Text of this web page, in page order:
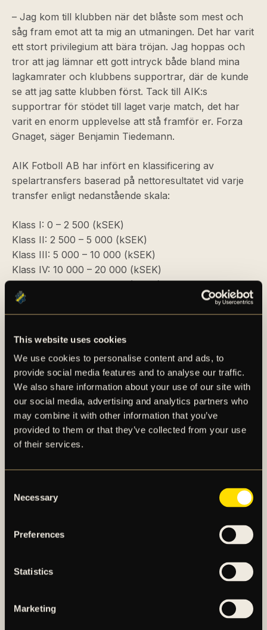
This website uses cookies
We use cookies to personalise content and ads, to
provide social media features and to analyse our traffic.
We also share information about your use of our site with
our social media, advertising and analytics partners who
may combine it with other information that you’ve
provided to them or that they’ve collected from your use
of their services.
Selection
Necessary
Preferences
Statistics
Marketing
– Jag kom till klubben när det blåste som mest och
såg fram emot att ta mig an utmaningen. Det har varit
ett stort privilegium att bära tröjan. Jag hoppas och
tror att jag lämnar ett gott intryck både bland mina
lagkamrater och klubbens supportrar, där de kunde
se att jag satte klubben först. Tack till AIK:s
supportrar för stödet till laget varje match, det har
varit en enorm upplevelse att stå framför er. Forza
Gnaget, säger Benjamin Tiedemann.
AIK Fotboll AB har infört en klassificering av
spelartransfers baserad på nettoresultatet vid varje
transfer enligt nedanstående skala:
Klass I: 0 – 2 500 (kSEK)
Klass II: 2 500 – 5 000 (kSEK)
Klass III: 5 000 – 10 000 (kSEK)
Klass IV: 10 000 – 20 000 (kSEK)
Klass V: 20 000 – 40 000 (kSEK)
Klass VI: 40 000 – 70 000 (kSEK)
klass I. Beloppen i skalan avser resultateffekt netto
av en spelarförsäljning i enlighet med Uefas definition
av resultatmåttet ”Player Trading”, d v s
spelförsäljning med avdrag för agentarvoden och
andra försäljningskostnader samt avskrivning på
spelare.
För en längre faktapresentation av Benjamin
Head of scouting and recruitment (herr) AIK Fotboll
PRESSMEDDELANDE